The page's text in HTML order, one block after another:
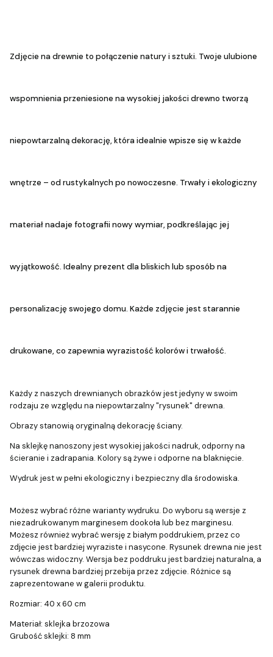
Zdjęcie na drewnie to połączenie natury i sztuki. Twoje ulubione
wspomnienia przeniesione na wysokiej jakości drewno tworzą
niepowtarzalną dekorację, która idealnie wpisze się w każde
wnętrze – od rustykalnych po nowoczesne. Trwały i ekologiczny
materiał nadaje fotografii nowy wymiar, podkreślając jej
wyjątkowość. Idealny prezent dla bliskich lub sposób na
personalizację swojego domu. Każde zdjęcie jest starannie
drukowane, co zapewnia wyrazistość kolorów i trwałość.
Każdy z naszych drewnianych obrazków jest jedyny w swoim
rodzaju ze względu na niepowtarzalny "rysunek" drewna.
Obrazy stanowią oryginalną dekorację ściany.
Na sklejkę nanoszony jest wysokiej jakości nadruk, odporny na
ścieranie i zadrapania. Kolory są żywe i odporne na blaknięcie.
Wydruk jest w pełni ekologiczny i bezpieczny dla środowiska.
Możesz wybrać różne warianty wydruku. Do wyboru są wersje z
niezadrukowanym marginesem dookoła lub bez marginesu.
Możesz również wybrać wersję z białym poddrukiem, przez co
zdjęcie jest bardziej wyraziste i nasycone. Rysunek drewna nie jest
wówczas widoczny. Wersja bez poddruku jest bardziej naturalna, a
rysunek drewna bardziej przebija przez zdjęcie. Różnice są
zaprezentowane w galerii produktu.
Rozmiar: 40 x 60 cm
Materiał: sklejka brzozowa
Grubość sklejki: 8 mm